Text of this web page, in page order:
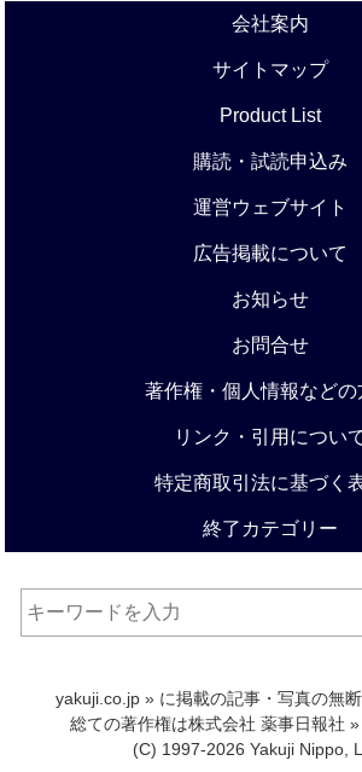
会社案内
サイトマップ
Product List
購読・試読申込み
運営ウェブサイト
広告掲載について
お知らせ
お問合せ
著作権・個人情報などの
リンク・引用につい
特定商取引法に基づく
終了カテゴリー
yakuji.co.jp » に掲載の記事・写真の無
総ての著作権は株式会社 薬事日報社
(C) 1997-2026 Yakuji Nippo,